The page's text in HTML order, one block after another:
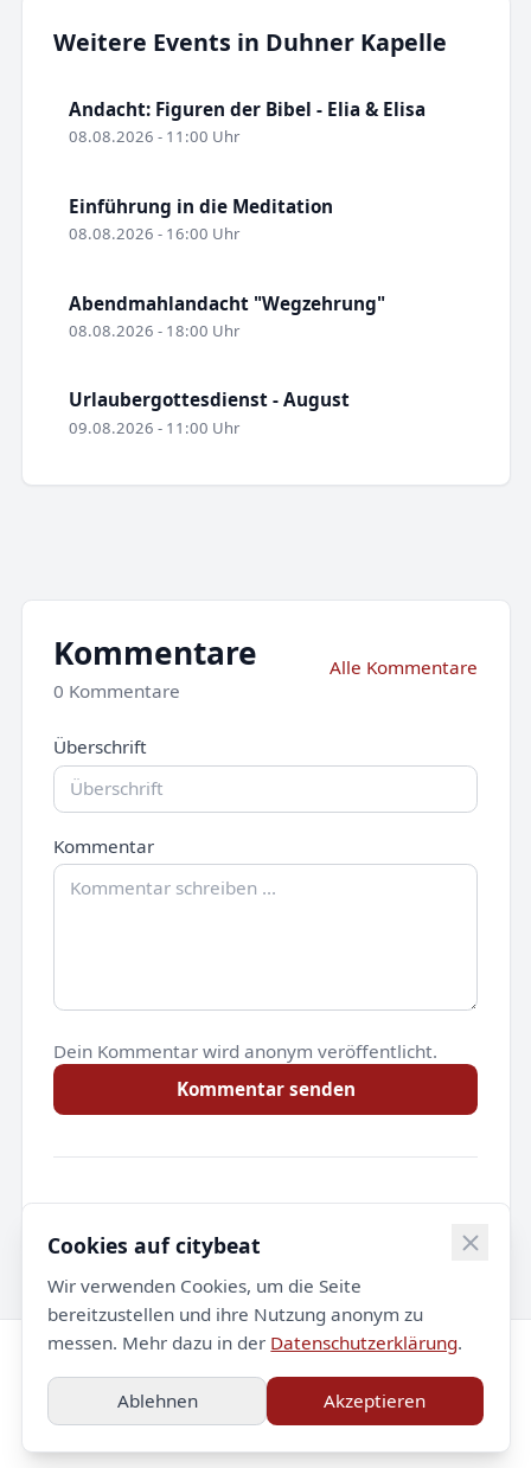
Weitere Events in Duhner Kapelle
Andacht: Figuren der Bibel - Elia & Elisa
08.08.2026 - 11:00 Uhr
Einführung in die Meditation
08.08.2026 - 16:00 Uhr
Abendmahlandacht "Wegzehrung"
08.08.2026 - 18:00 Uhr
Urlaubergottesdienst - August
09.08.2026 - 11:00 Uhr
Kommentare
0 Kommentare
Alle Kommentare
Überschrift
Kommentar
Dein Kommentar wird anonym veröffentlicht.
Kommentar senden
Noch keine Kommentare.
© 2026 citybeat. Alle Rechte vorbehalten.
Impressum
Datenschutz Kontakt
Cookies auf citybeat
Wir verwenden Cookies, um die Seite
bereitzustellen und ihre Nutzung anonym zu
messen. Mehr dazu in der Datenschutzerklärung.
Ablehnen Akzeptieren